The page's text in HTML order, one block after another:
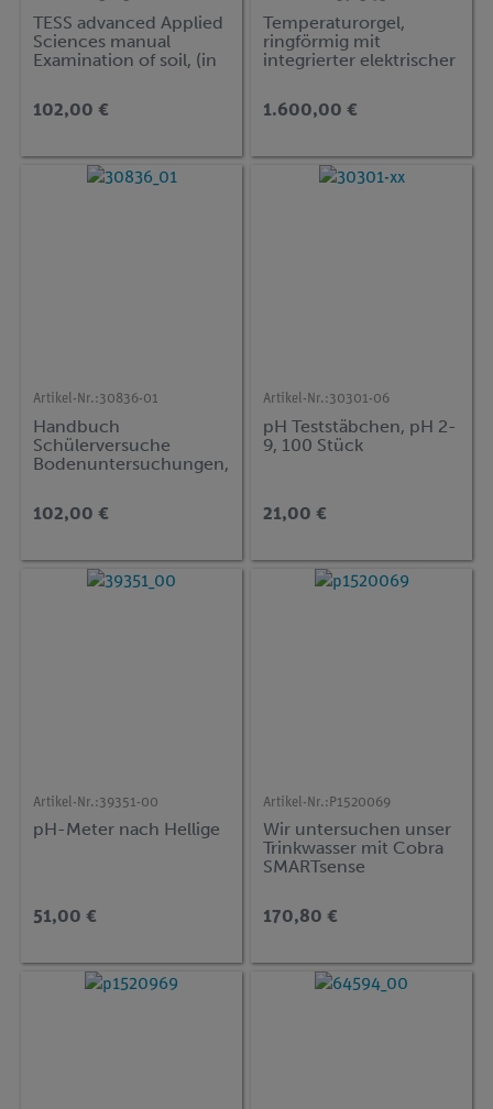
TESS advanced Applied
Sciences manual
Examination of soil, (in
102,00 €
Temperaturorgel,
ringförmig mit
integrierter elektrischer
1.600,00 €
Artikel-Nr.:30836-01
Handbuch
Schülerversuche
Bodenuntersuchungen,
102,00 €
Artikel-Nr.:30301-06
pH Teststäbchen, pH 2-
9, 100 Stück
21,00 €
Artikel-Nr.:39351-00
pH-Meter nach Hellige
51,00 €
Artikel-Nr.: P1520069
Wir untersuchen unser
Trinkwasser mit Cobra
SMARTsense
170,80 €